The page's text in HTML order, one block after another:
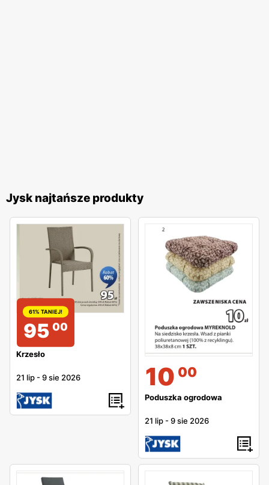
Jysk najtańsze produkty
61% TANIEJ!
95 00
Krzesło
21 lip -9 sie 2026 10 00
Poduszka ogrodowa
21 lip -9 sie 2026